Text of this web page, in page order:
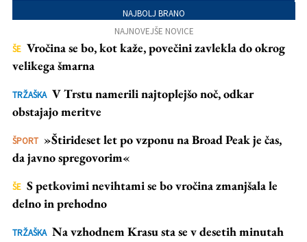
NAJBOLJ BRANO
NAJNOVEJŠE NOVICE
ŠE Vročina se bo, kot kaže, povečini zavlekla do okrog
velikega šmarna
TRŽAŠKA V Trstu namerili najtoplejšo noč, odkar
obstajajo meritve
ŠPORT »Štirideset let po vzponu na Broad Peak je čas,
da javno spregovorim«
ŠE S petkovimi nevihtami se bo vročina zmanjšala le
delno in prehodno
TRŽAŠKA Na vzhodnem Krasu sta se v desetih minutah